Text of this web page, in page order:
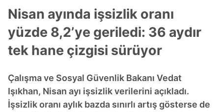
Nisan ayında işsizlik oranı
yüzde 8,2’ye geriledi: 36 aydır
tek hane çizgisi sürüyor
Çalışma ve Sosyal Güvenlik Bakanı Vedat
Işıkhan, Nisan ayı işsizlik verilerini açıkladı.
İşsizlik oranı aylık bazda sınırlı artış gösterse de